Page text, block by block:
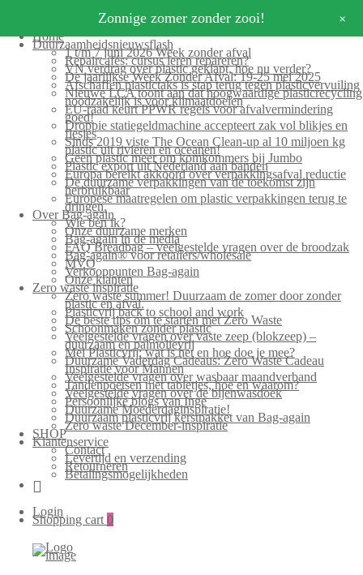
Home
Duurzaamheidsnieuwsflash
1 t/m 7 juni 2026 Week zonder afval
Repaircafés: cursus leren repareren?
VN verdrag over plastic geklapt, hoe nu verder?
De jaarlijkse Week Zonder Afval: 19-25 mei 2025
Afschaffen plastictaks is stap terug tegen plasticvervuiling
Nieuwe LCA toont aan dat hoogwaardige plasticrecycling
noodzakelijk is voor klimaatdoelen
EU-raad keurt PPWR regels voor afvalvermindering
goed!
Droppie statiegeldmachine accepteert zak vol blikjes en
flesjes
Sinds 2019 viste The Ocean Clean-up al 10 miljoen kg
plastic uit rivieren en oceanen!
Geen plastic meer om komkommers bij Jumbo
Plastic export uit Nederland aan banden
Europa bereikt akkoord over verpakkingsafval reductie
De duurzame verpakkingen van de toekomst zijn
herbruikbaar
Europese maatregelen om plastic verpakkingen terug te
dringen.
Over Bag-again
Wie ben ik?
Onze duurzame merken
Bag-again in de media
FAQ Breadbag – veelgestelde vragen over de broodzak
Bag-again® voor retailers/wholesale
MVO
Verkooppunten Bag-again
Onze klanten
Zero waste inspiratie
Zero waste summer! Duurzaam de zomer door zonder
plastic en afval.
Plasticvrij back to school and work
De beste tips om te starten met Zero Waste
Schoonmaken zonder plastic
Veelgestelde vragen over vaste zeep (blokzeep) –
duurzaam en palmolievrij
Mei Plasticvrij: wat is het en hoe doe je mee?
Duurzame Vaderdag Cadeaus: Zero Waste Cadeau
Inspiratie voor Mannen
Veelgestelde vragen over wasbaar maandverband
Tandenpoetsen met tabletjes, hoe en waarom?
Veelgestelde vragen over de bijenwasdoek
Persoonlijke blogs van Inge
Duurzame Moederdaginspiratie!
Duurzaam plasticvrij kerstpakket van Bag-again
Zero waste December-inspiratie
SHOP
Klantenservice
Contact
Levertijd en verzending
Retourneren
Betalingsmogelijkheden
Login
Shopping cart 0
Zonnige zomer zonder zooi! +